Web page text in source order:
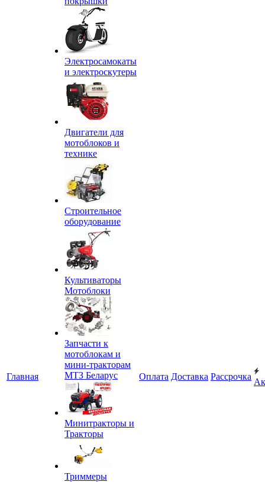
Главная
Электросамокаты
и электроскутеры
Двигатели для
мотоблоков и
технике
Строительное
оборудование
Культиваторы
Мотоблоки
Запчасти к
мотоблокам и
мини-тракторам
МТЗ Беларус
Минитракторы и
Тракторы
Триммеры
Оплата Доставка Рассрочка